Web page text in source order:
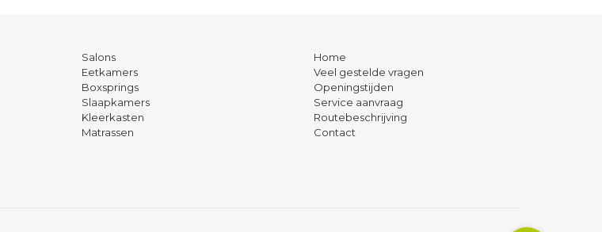
Salons
Eetkamers
Boxsprings
Slaapkamers
Kleerkasten
Matrassen
Home
Veel gestelde vragen
Openingstijden
Service aanvraag
Routebeschrijving
Contact